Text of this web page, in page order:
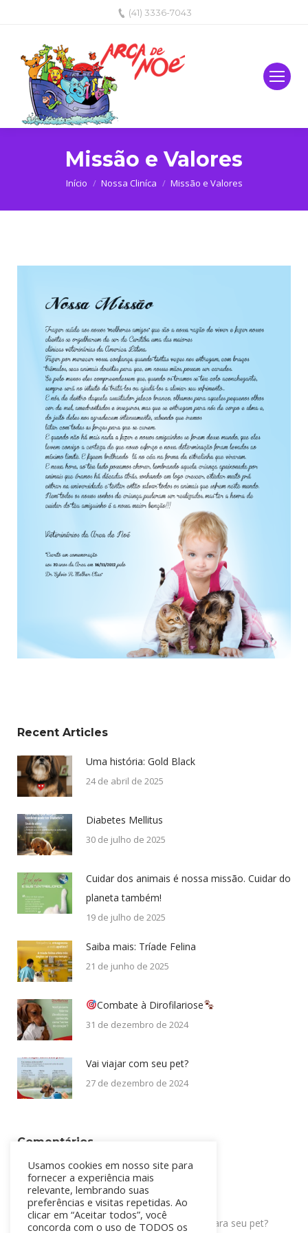
(41) 3336-7043
Missão e Valores
Você está aqui:
Início Nossa Cliníca Missão e Valores
Recent Articles
Uma história: Gold Black
24 de abril de 2025
Diabetes Mellitus
30 de julho de 2025
Cuidar dos animais é nossa missão. Cuidar do
planeta também!
19 de julho de 2025
Saiba mais: Tríade Felina
21 de junho de 2025
Combate à Dirofilariose
31 de dezembro de 2024
Vai viajar com seu pet?
27 de dezembro de 2024
Comentários
MariemUma história: Gold Black
igorem100k Pacientes
igoremQual a frequência de banhos ideal para seu pet?
Usamos cookies em nosso site para
fornecer a experiência mais
relevante, lembrando suas
preferências e visitas repetidas. Ao
clicar em “Aceitar todos”, você
concorda com o uso de TODOS os
WhatsApp